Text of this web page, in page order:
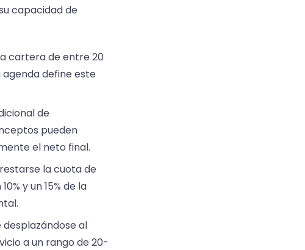
capacidad de
cartera de entre 20
define este
de
pueden
el neto final.
la cuota de
y un 15% de la
al
a un rango de 20-